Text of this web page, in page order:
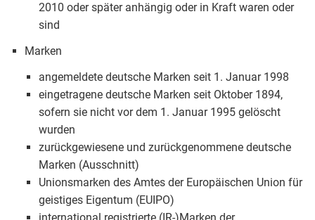
2010 oder später anhängig oder in Kraft waren oder
sind
Marken
angemeldete deutsche Marken seit 1. Januar 1998
eingetragene deutsche Marken seit Oktober 1894,
sofern sie nicht vor dem 1. Januar 1995 gelöscht
wurden
zurückgewiesene und zurückgenommene deutsche
Marken (Ausschnitt)
Unionsmarken des Amtes der Europäischen Union für
geistiges Eigentum (EUIPO)